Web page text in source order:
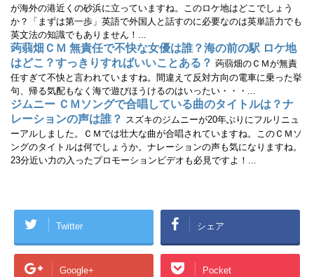
が海外の港近くの砂浜に立っていますね。このロケ地はどこでしょう
か？「まずは第一歩」英語で外国人と話すのに必要なのは英単語力でも
英文法の知識でもありません！...
蒟蒻畑ＣＭ 無責任で不快な女優は誰？海の前の駅 ロケ地
はどこ？すっきりすればいいことある？ 蒟蒻畑のＣＭが無責
任すぎて不快と言われていますね。間違えて反対方向の電車に乗った挙
句、帰る気配もなく海で遊びほうけるのはいったい・・・...
ジムニー ＣＭソングで合唱している曲のタイトルは？ナ
レーションの声は誰？ スズキのジムニーが20年ぶりにフルリニュ
ーアルしました。ＣＭでは壮大な曲が合唱されていますね。このＣＭソ
ングのタイトルは何でしょうか。ナレーションの声も気になりますね。
23分近い力の入ったプロモーションビデオも必見ですよ！...
Twitter シェア
Google+ Pocket